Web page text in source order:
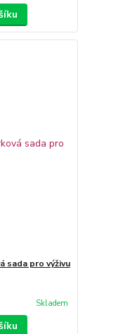
sada pro výživu
Skladem